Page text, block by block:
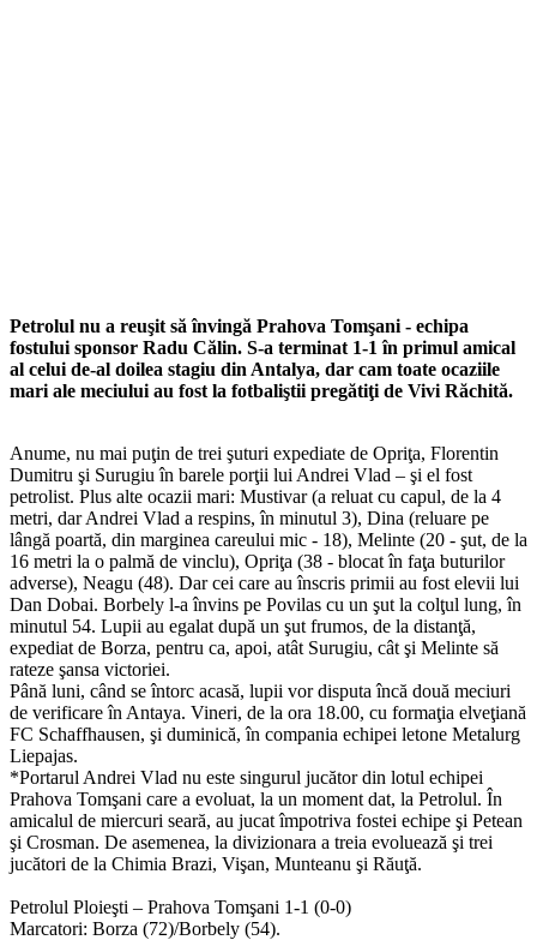
Petrolul nu a reuşit să învingă Prahova Tomşani - echipa
fostului sponsor Radu Călin. S-a terminat 1-1 în primul amical
al celui de-al doilea stagiu din Antalya, dar cam toate ocaziile
mari ale meciului au fost la fotbaliştii pregătiţi de Vivi Răchită.
Anume, nu mai puţin de trei şuturi expediate de Opriţa, Florentin
Dumitru şi Surugiu în barele porţii lui Andrei Vlad – şi el fost
petrolist. Plus alte ocazii mari: Mustivar (a reluat cu capul, de la 4
metri, dar Andrei Vlad a respins, în minutul 3), Dina (reluare pe
lângă poartă, din marginea careului mic - 18), Melinte (20 - şut, de la
16 metri la o palmă de vinclu), Opriţa (38 - blocat în faţa buturilor
adverse), Neagu (48). Dar cei care au înscris primii au fost elevii lui
Dan Dobai. Borbely l-a învins pe Povilas cu un şut la colţul lung, în
minutul 54. Lupii au egalat după un şut frumos, de la distanţă,
expediat de Borza, pentru ca, apoi, atât Surugiu, cât şi Melinte să
rateze şansa victoriei.
Până luni, când se întorc acasă, lupii vor disputa încă două meciuri
de verificare în Antaya. Vineri, de la ora 18.00, cu formaţia elveţiană
FC Schaffhausen, şi duminică, în compania echipei letone Metalurg
Liepajas.
*Portarul Andrei Vlad nu este singurul jucător din lotul echipei
Prahova Tomşani care a evoluat, la un moment dat, la Petrolul. În
amicalul de miercuri seară, au jucat împotriva fostei echipe şi Petean
şi Crosman. De asemenea, la divizionara a treia evoluează şi trei
jucători de la Chimia Brazi, Vişan, Munteanu şi Răuţă.
Petrolul Ploieşti – Prahova Tomşani 1-1 (0-0)
Marcatori: Borza (72)/Borbely (54).